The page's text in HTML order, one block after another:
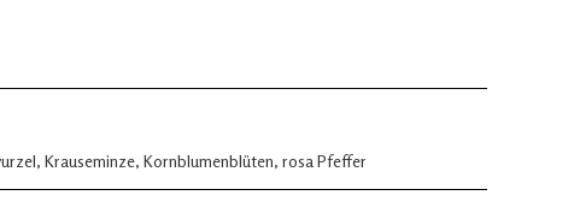
Krauseminze, Kornblumenblüten, rosa Pfeffer